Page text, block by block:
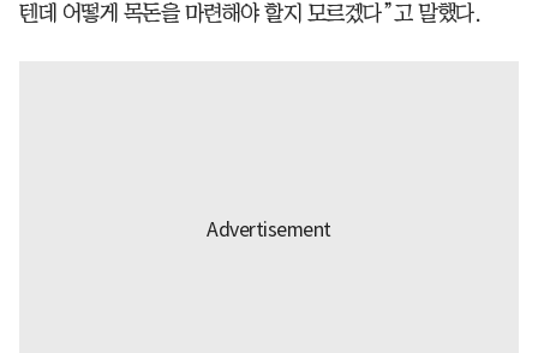
텐데 어떻게 목돈을 마련해야 할지 모르겠다”고 말했다.